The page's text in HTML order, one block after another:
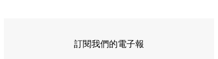
訂閱我們的電子報